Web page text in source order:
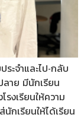
ระจำและไป-กลับ
าย มีนักเรียน
งเรียนให้ความ
กเรียนให้ได้เรียน